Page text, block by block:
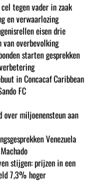
tegen vader in zaak
en verwaarlozing
eisen drie
van overbevolking
starten gesprekken
in Concacaf Caribbean
FC
over miljoenensteun aan
Venezuela
stijgen: prijzen in een
7,3% hoger